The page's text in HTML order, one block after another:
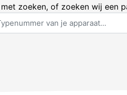
zoeken, of zoeken wij een